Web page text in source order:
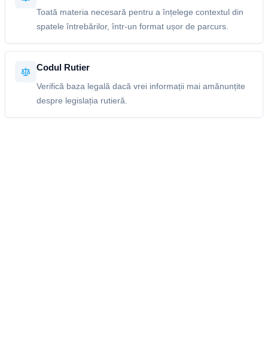
Toată materia necesară pentru a înțelege contextul din
spatele întrebărilor, într-un format ușor de parcurs.
Codul Rutier
Verifică baza legală dacă vrei informații mai amănunțite
despre legislația rutieră.